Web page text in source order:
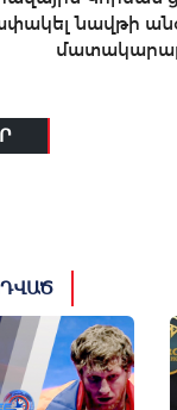
նավթի